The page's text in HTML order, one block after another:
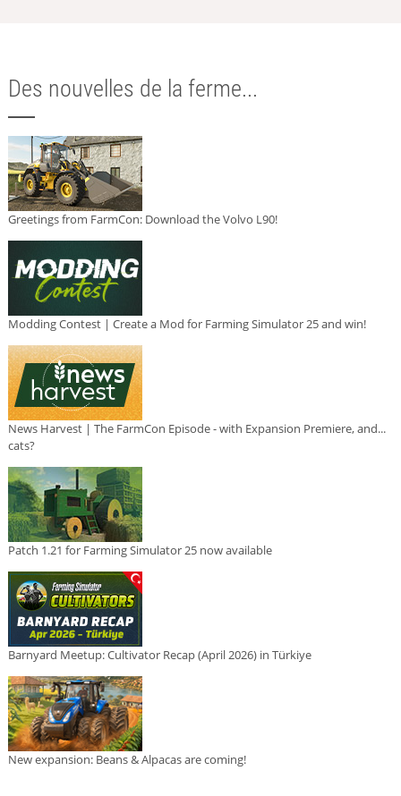
Des nouvelles de la ferme...
Greetings from FarmCon: Download the Volvo L90!
Modding Contest | Create a Mod for Farming Simulator 25 and win!
News Harvest | The FarmCon Episode - with Expansion Premiere, and...
cats?
Patch 1.21 for Farming Simulator 25 now available
Barnyard Meetup: Cultivator Recap (April 2026) in Türkiye
New expansion: Beans & Alpacas are coming!